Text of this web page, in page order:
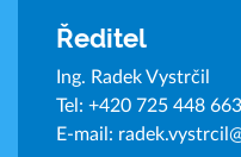
Ředitel
Ing. Radek Vystrčil
Tel: +420 725 448 663
E-mail: